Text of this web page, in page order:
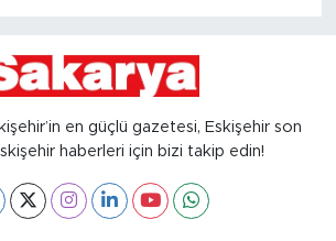
en güçlü gazetesi, Eskişehir son
haberleri için bizi takip edin!